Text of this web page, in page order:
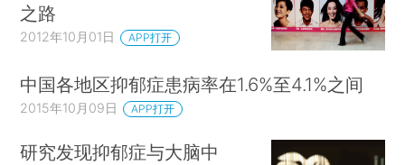
之路
2012年10月01日 APP打开
中国各地区抑郁症患病率在1.6%至4.1%之间
2015年10月09日 APP打开
研究发现抑郁症与大脑中